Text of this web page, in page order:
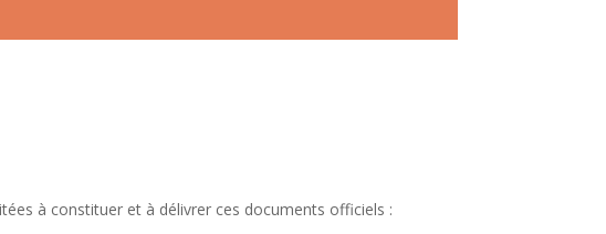
à constituer et à délivrer ces documents officiels :